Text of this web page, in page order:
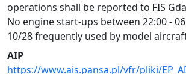
operations shall be reported to FIS
No engine start-ups between 22:00 -
10/28 frequently used by model
AIP
https://www.ais.pansa.pl/vfr/pliki/